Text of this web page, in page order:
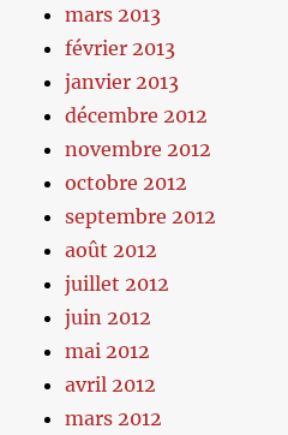
mars 2013
février 2013
janvier 2013
décembre 2012
novembre 2012
octobre 2012
septembre 2012
août 2012
juillet 2012
juin 2012
mai 2012
avril 2012
mars 2012